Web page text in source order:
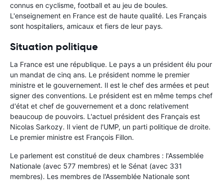
connus en cyclisme, football et au jeu de boules.
L'enseignement en France est de haute qualité. Les Français
sont hospitaliers, amicaux et fiers de leur pays.
Situation politique
La France est une république. Le pays a un président élu pour
un mandat de cinq ans. Le président nomme le premier
ministre et le gouvernement. Il est le chef des armées et peut
signer des conventions. Le président est en même temps chef
d'état et chef de gouvernement et a donc relativement
beaucoup de pouvoirs. L'actuel président des Français est
Nicolas Sarkozy. Il vient de l'UMP, un parti politique de droite.
Le premier ministre est François Fillon.
Le parlement est constitué de deux chambres : l'Assemblée
Nationale (avec 577 membres) et le Sénat (avec 331
membres). Les membres de l'Assemblée Nationale sont